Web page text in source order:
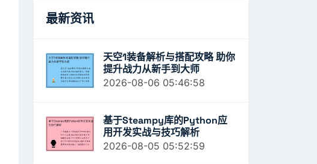
最新资讯
天空1装备解析与搭配攻略 助你
提升战力从新手到大师
2026-08-06 05:46:58
基于Steampy库的Python应
用开发实战与技巧解析
2026-08-05 05:52:59